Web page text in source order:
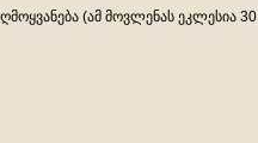
(ამ მოვლენას ეკლესია 30